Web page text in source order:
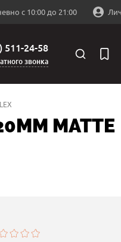
с 10:00 до 21:00
511-24-58
звонка
MATTE